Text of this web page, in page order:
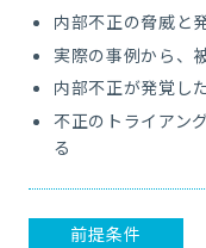
内部不正の脅威と
実際の事例から、
内部不正が発覚し
不正のトライアン
る
前提条件